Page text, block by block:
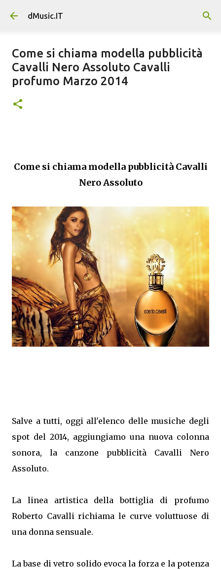
Passa ai contenuti principali
dMusic.IT
Come si chiama modella pubblicità
Cavalli Nero Assoluto Cavalli
profumo Marzo 2014
Come si chiama modella pubblicità Cavalli
Nero Assoluto
Salve a tutti, oggi all'elenco delle musiche degli
spot del 2014, aggiungiamo una nuova colonna
sonora, la canzone pubblicità Cavalli Nero
Assoluto.
La linea artistica della bottiglia di profumo
Roberto Cavalli richiama le curve voluttuose di
una donna sensuale.
La base di vetro solido evoca la forza e la potenza